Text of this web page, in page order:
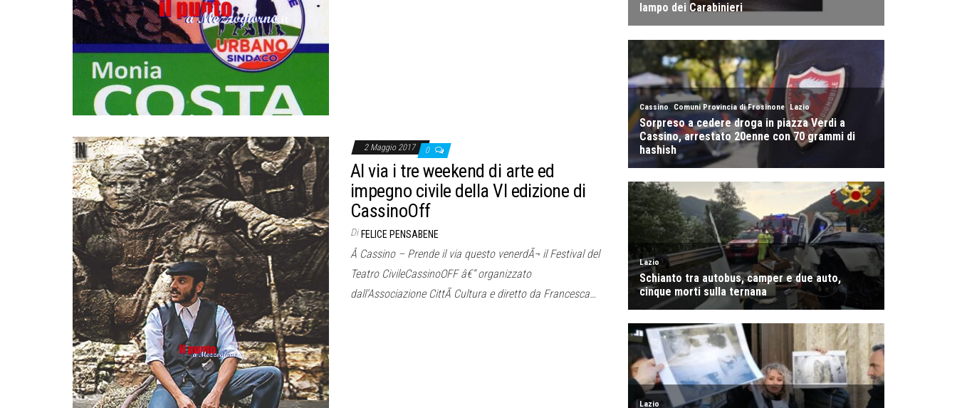
2 Maggio 2017 0
Al via i tre weekend di arte ed
impegno civile della VI edizione di
CassinoOff
Di FELICE PENSABENE
Â Cassino – Prende il via questo venerdÃ¬ il Festival del
Teatro CivileCassinoOFF â€“ organizzato
dall’Associazione CittÃ Cultura e diretto da Francesca…